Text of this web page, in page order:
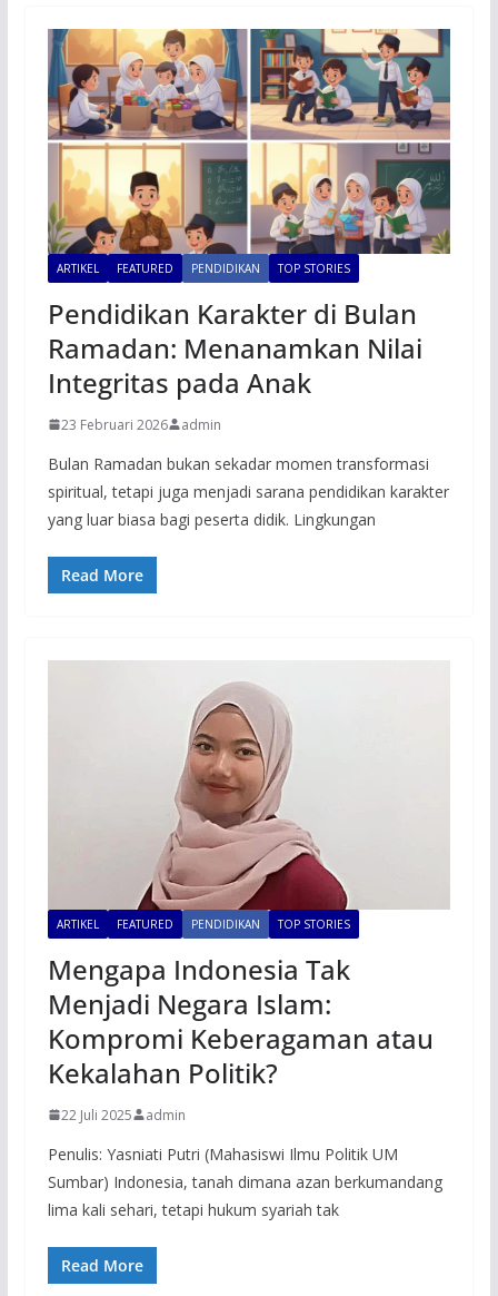
ARTIKEL FEATURED PENDIDIKAN TOP STORIES
Pendidikan Karakter di Bulan
Ramadan: Menanamkan Nilai
Integritas pada Anak
23 Februari 2026 admin
Bulan Ramadan bukan sekadar momen transformasi
spiritual, tetapi juga menjadi sarana pendidikan karakter
yang luar biasa bagi peserta didik. Lingkungan
Read More
ARTIKEL FEATURED PENDIDIKAN TOP STORIES
Mengapa Indonesia Tak
Menjadi Negara Islam:
Kompromi Keberagaman atau
Kekalahan Politik?
22 Juli 2025 admin
Penulis: Yasniati Putri (Mahasiswi Ilmu Politik UM
Sumbar) Indonesia, tanah dimana azan berkumandang
lima kali sehari, tetapi hukum syariah tak
Read More